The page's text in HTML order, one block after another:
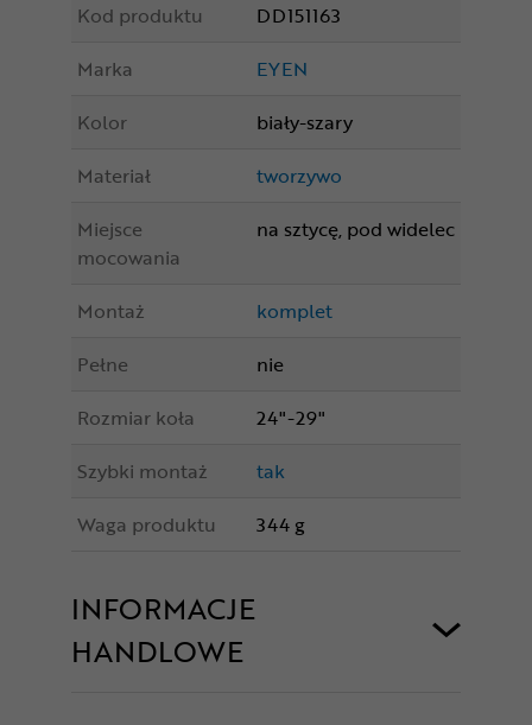
Kod produktu
DD151163
Marka
EYEN
Kolor
biały-szary
Materiał
tworzywo
Miejsce
mocowania
na sztycę, pod widelec
Montaż
komplet
Pełne
nie
Rozmiar koła
24"-29"
Szybki montaż
tak
Waga produktu
344 g
INFORMACJE
HANDLOWE